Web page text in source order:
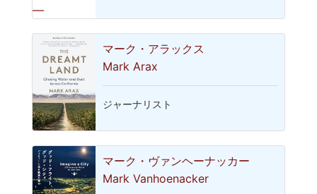
マーク・アラックス
Mark Arax
ジャーナリスト
マーク・ヴァンヘーナッカー
Mark Vanhoenacker